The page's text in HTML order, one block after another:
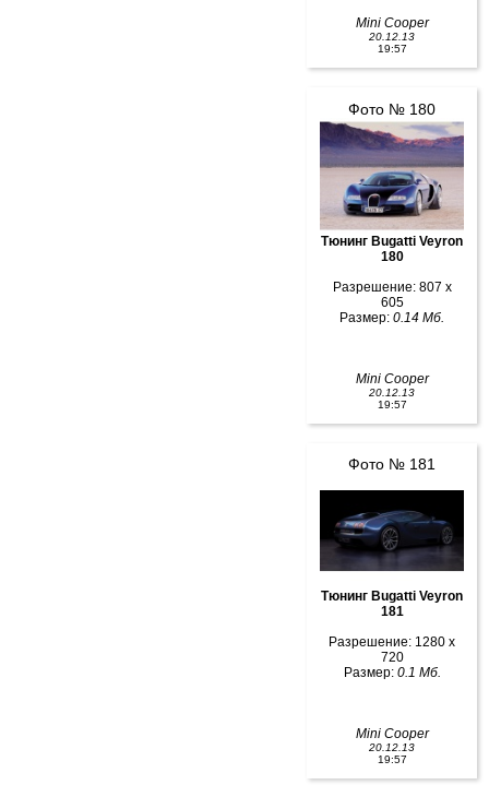
Mini Cooper
20.12.13
19:57
Фото № 180
Тюнинг Bugatti Veyron
180
Разрешение: 807 x
605
Размер: 0.14 Мб.
Mini Cooper
20.12.13
19:57
Фото № 181
Тюнинг Bugatti Veyron
181
Разрешение: 1280 x
720
Размер: 0.1 Мб.
Mini Cooper
20.12.13
19:57